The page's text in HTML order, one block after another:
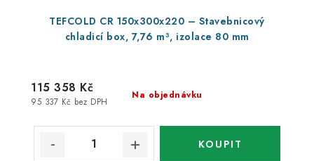
TEFCOLD CR 150x300x220 – Stavebnicový
chladicí box, 7,76 m³, izolace 80 mm
Na objednávku
95 337 Kč bez DPH
115 358 Kč